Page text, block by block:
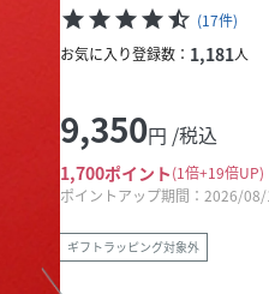
starstarstarstarstar_half (17件)
お気に入り登録数： 1,181人
9,350円 /税込
1,700ポイント 1倍 19倍UP
ポイントアップ期間：2026/
ギフトラッピング対象外